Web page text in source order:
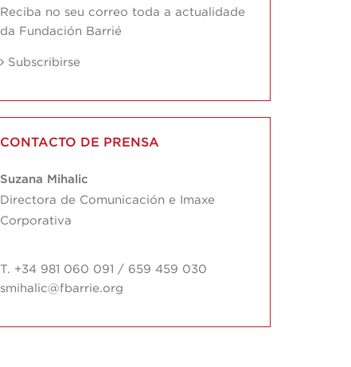
Reciba no seu correo toda a actualidade
da Fundación Barrié
Subscribirse
CONTACTO DE PRENSA
Suzana Mihalic
Directora de Comunicación e Imaxe
Corporativa
T. +34 981 060 091 / 659 459 030
smihalic@fbarrie.org